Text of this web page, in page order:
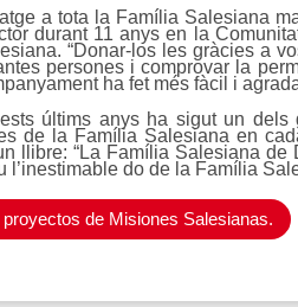
a tota la Família Salesiana
durant 11 anys en la
“Donar-los les gràcies a
persones i comprovar la
ha fet més fàcil i
últims anys ha sigut un
de la Família Salesiana en
llibre: “La Família Salesiana de
l’inestimable do de la Família
de Misiones Salesianas.